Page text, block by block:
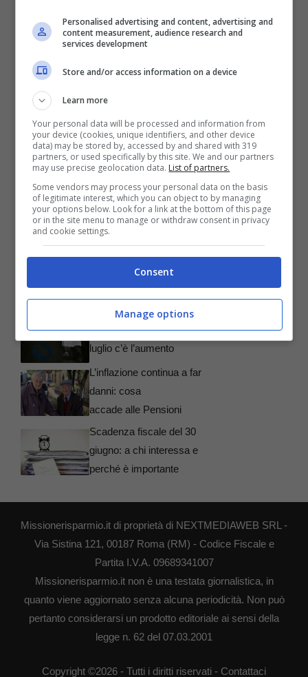
26 Settembre 2021
Articoli recenti
Pensioni, come calcolare i
prossimi aumenti
Rottamazione fiscale,
attenzione al modulo da
usare
Passaporti, come devi
sapere quest’anno prima di
Pensioni d’invalidità, a
luglio c’è l’aumento
L’inflazione continua a far
danni: cosa
accade alle Pensioni
Scadenza fiscale del 30
giugno: a chi interessa e
perché è importante
Missionerisparmio.it di proprietà di NEXTMEDIAWEB SRL -
Via Sistina 121, 00187 Roma (RM) - Codice Fiscale e
Partita I.V.A. 09689341007
Missionerisparmio.it non è una testata giornalistica, in
quanto viene aggiornato senza alcuna periodicità. Non può
pertanto considerarsi un prodotto editoriale ai sensi della
legge n. 62 del 07.03.2001
Copyright ©2026 - Tutti i diritti riservati - Contattaci
Personalised advertising and content, advertising and
content measurement, audience research and
services development
Store and/or access information on a device
Learn more
Your personal data will be processed and information from
your device (cookies, unique identifiers, and other device
data) may be stored by, accessed by and shared with 319
partners, or used specifically by this site. We and our partners
may use precise geolocation data. List of partners.
Some vendors may process your personal data on the basis
of legitimate interest, which you can object to by managing
your options below. Look for a link at the bottom of this page
or in the site menu to manage or withdraw consent in privacy
and cookie settings.
Consent
Manage options